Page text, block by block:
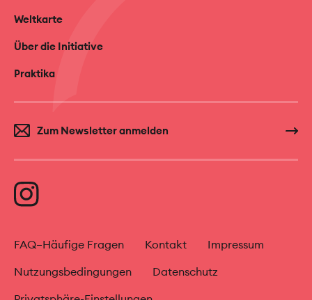
Weltkarte
Über die Initiative
Praktika
Zum Newsletter anmelden
FAQ–Häufige Fragen Kontakt
Impressum
Nutzungsbedingungen
Datenschutz